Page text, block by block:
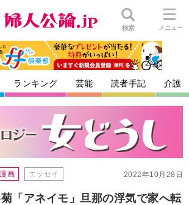
検索 メニュー
ランキング 芸能 読者手記 介護
2022年10月28日
漫画 エッセイ
菊「アネイモ」旦那の浮気で家へ転